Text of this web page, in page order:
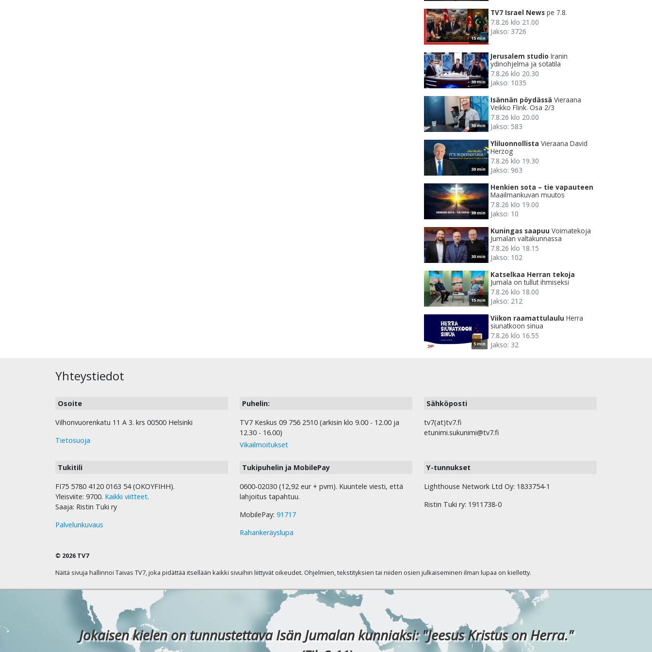
15 min
TV7 Israel News pe 7.8.
7.8.26 klo 21.00
Jakso: 3726
30 min
Jerusalem studio Iranin
ydinohjelma ja sotatila
7.8.26 klo 20.30
Jakso: 1035
30 min
Isännän pöydässä Vieraana
Veikko Flink. Osa 2/3
7.8.26 klo 20.00
Jakso: 583
30 min
Yliluonnollista Vieraana David
Herzog
7.8.26 klo 19.30
Jakso: 963
30 min
Henkien sota – tie vapauteen
Maailmankuvan muutos
7.8.26 klo 19.00
Jakso: 10
30 min
Kuningas saapuu Voimatekoja
Jumalan valtakunnassa
7.8.26 klo 18.15
Jakso: 102
15 min
Katselkaa Herran tekoja
Jumala on tullut ihmiseksi
7.8.26 klo 18.00
Jakso: 212
5 min
Viikon raamattulaulu Herra
siunatkoon sinua
7.8.26 klo 16.55
Jakso: 32
Yhteystiedot
Osoite
Vilhonvuorenkatu 11 A 3. krs 00500 Helsinki
Tietosuoja
Puhelin:
TV7 Keskus 09 756 2510 (arkisin klo 9.00 - 12.00 ja
12.30 - 16.00)
Vikailmoitukset
Sähköposti
tv7(at)tv7.fi
etunimi.sukunimi@tv7.fi
Tukitili
FI75 5780 4120 0163 54 (OKOYFIHH).
Yleisviite: 9700. Kaikki viitteet.
Saaja: Ristin Tuki ry
Palvelunkuvaus
Tukipuhelin ja MobilePay
0600-02030 (12,92 eur + pvm). Kuuntele viesti, että
lahjoitus tapahtuu.
MobilePay: 91717
Rahankeräyslupa
Y-tunnukset
Lighthouse Network Ltd Oy: 1833754-1
Ristin Tuki ry: 1911738-0
© 2026 TV7
Näitä sivuja hallinnoi Taivas TV7, joka pidättää itsellään kaikki sivuihin liittyvät oikeudet. Ohjelmien, tekstityksien tai niiden osien julkaiseminen ilman lupaa on kielletty.
Jokaisen kielen on tunnustettava Isän Jumalan kunniaksi: "Jeesus Kristus on Herra."